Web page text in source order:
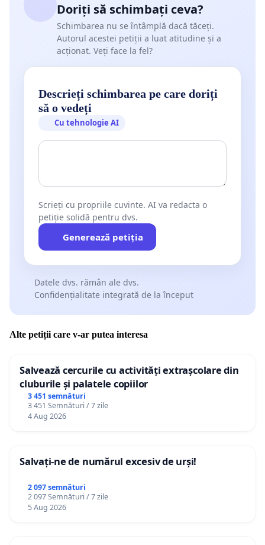
Doriți să schimbați ceva?
Schimbarea nu se întâmplă dacă tăceți.
Autorul acestei petiții a luat atitudine și a
acționat. Veți face la fel?
Descrieți schimbarea pe care doriți
să o vedeți
Cu tehnologie AI
Scrieți cu propriile cuvinte. AI va redacta o
petiție solidă pentru dvs.
Generează petiția
Datele dvs. rămân ale dvs.
Confidențialitate integrată de la început
Alte petiții care v-ar putea interesa
Salvează cercurile cu activități extrașcolare din
cluburile și palatele copiilor
3 451 semnături
3 451 Semnături / 7 zile
4 Aug 2026
Salvați-ne de numărul excesiv de urși!
2 097 semnături
2 097 Semnături / 7 zile
5 Aug 2026